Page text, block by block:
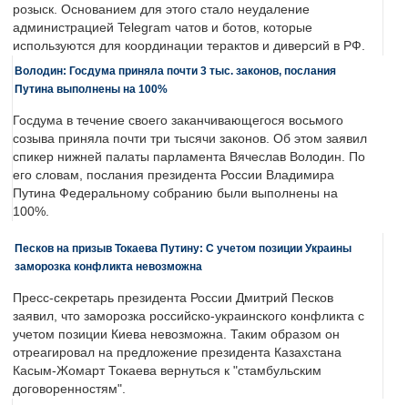
розыск. Основанием для этого стало неудаление
администрацией Telegram чатов и ботов, которые
используются для координации терактов и диверсий в РФ.
Володин: Госдума приняла почти 3 тыс. законов, послания
Путина выполнены на 100%
Госдума в течение своего заканчивающегося восьмого
созыва приняла почти три тысячи законов. Об этом заявил
спикер нижней палаты парламента Вячеслав Володин. По
его словам, послания президента России Владимира
Путина Федеральному собранию были выполнены на
100%.
Песков на призыв Токаева Путину: С учетом позиции Украины
заморозка конфликта невозможна
Пресс-секретарь президента России Дмитрий Песков
заявил, что заморозка российско-украинского конфликта с
учетом позиции Киева невозможна. Таким образом он
отреагировал на предложение президента Казахстана
Касым-Жомарт Токаева вернуться к "стамбульским
договоренностям".